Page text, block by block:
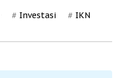
Investasi IKN